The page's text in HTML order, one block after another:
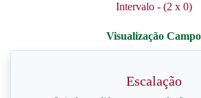
Intervalo - (2 x 0)
Escalação